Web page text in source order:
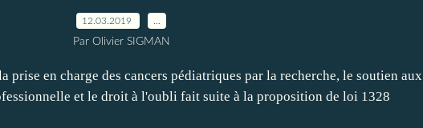
12.03.2019
Par Olivier SIGMAN
en charge des cancers pédiatriques par la recherche, le soutien aux
et le droit à l'oubli fait suite à la proposition de loi 1328